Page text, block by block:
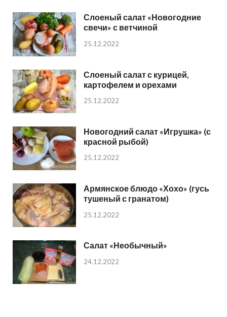
Слоеный салат «Новогодние
свечи» с ветчиной
25.12.2022
Слоеный салат с курицей,
картофелем и орехами
25.12.2022
Новогодний салат «Игрушка» (с
красной рыбой)
25.12.2022
Армянское блюдо «Хохо» (гусь
тушеный с гранатом)
25.12.2022
Салат «Необычный»
24.12.2022